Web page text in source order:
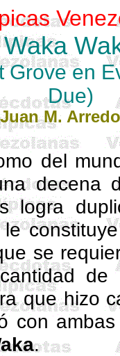
Waka
Groveen
Due)
M.
del
decena
logra
se
de
que hizo
con
.